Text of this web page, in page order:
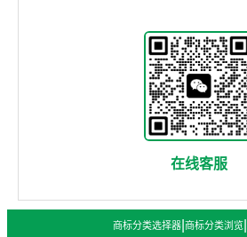
在线客服
商标分类选择器| 商标分类浏览|